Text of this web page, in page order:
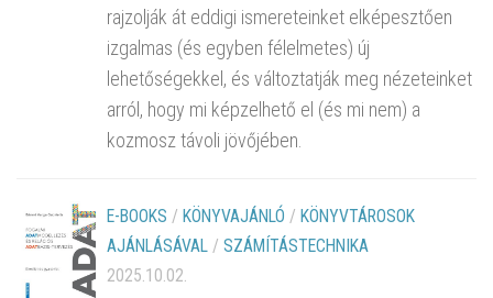
rajzolják át eddigi ismereteinket elképesztően
izgalmas (és egyben félelmetes) új
lehetőségekkel, és változtatják meg nézeteinket
arról, hogy mi képzelhető el (és mi nem) a
kozmosz távoli jövőjében.
E-BOOKS / KÖNYVAJÁNLÓ / KÖNYVTÁROSOK
AJÁNLÁSÁVAL / SZÁMÍTÁSTECHNIKA
2025.10.02.